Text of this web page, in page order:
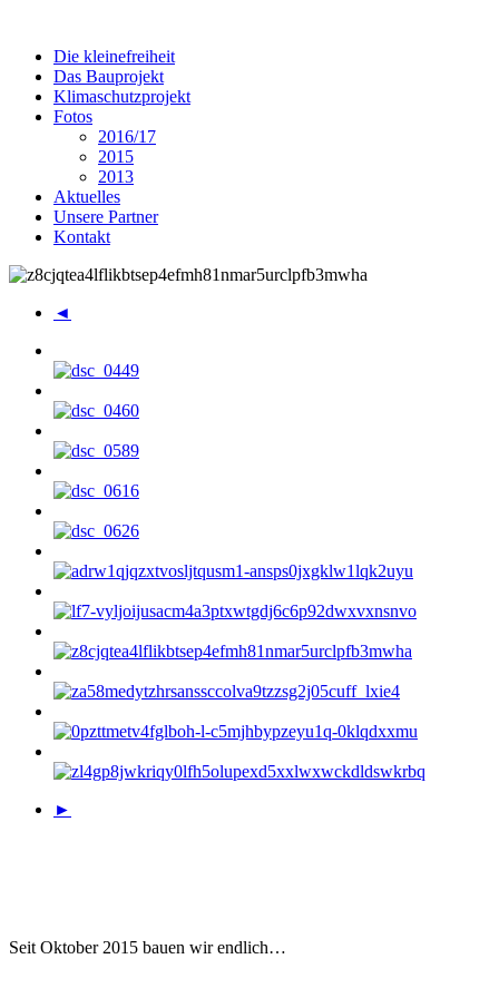
Die kleinefreiheit
Das Bauprojekt
Klimaschutzprojekt
Fotos
2016/17
2015
2013
Aktuelles
Unsere Partner
Kontakt
◄
►
Seit Oktober 2015 bauen wir endlich…